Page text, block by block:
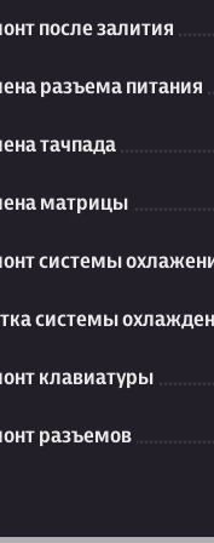
после залития
разъема питания
тачпада
матрицы
системы
системы
клавиатуры
разъемов